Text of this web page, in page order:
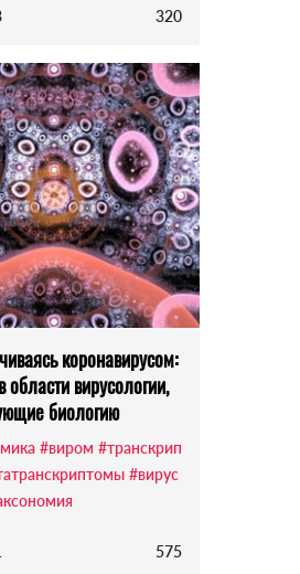
320
коронавирусом:
области вирусологии,
биологию
#виром #транскрип
#вирус
575